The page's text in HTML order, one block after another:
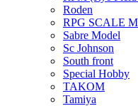
Roden
RPG SCALE
Sabre Model
Sc Johnson
South front
Special Hobby
TAKOM
Tamiya